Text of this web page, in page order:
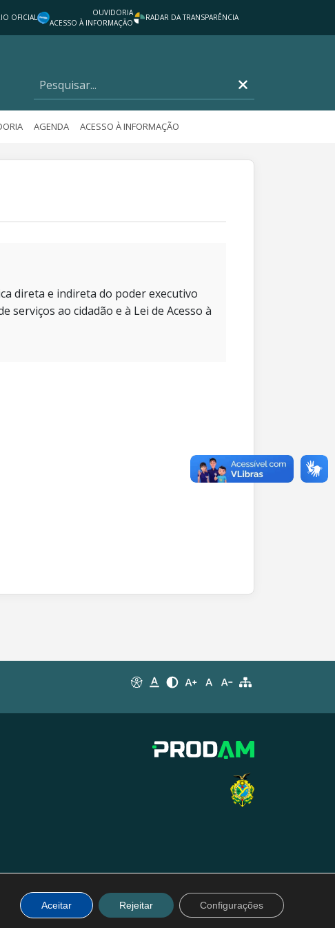
OFICIAL
OUVIDORIA
ACESSO À INFORMAÇÃO
RADAR DA TRANSPARÊNCIA
AGENDA ACESSO À INFORMAÇÃO
direta e indireta do poder executivo
ao cidadão e à Lei de Acesso à
Aceitar Rejeitar Configurações